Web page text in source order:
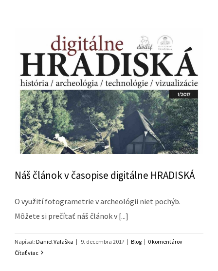
Náš článok v časopise digitálne HRADISKÁ
O využití fotogrametrie v archeológii niet pochýb.
Môžete si prečítať náš článok v [...]
Napísal: Daniel Valaška | 9. decembra 2017 | Blog | 0 komentárov
Čítať viac